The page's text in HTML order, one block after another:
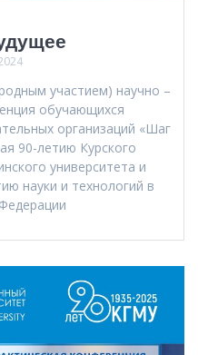
участием) научно –
обучающихся
организаций «Шаг
90-летию Курского
университета и
науки и технологий в